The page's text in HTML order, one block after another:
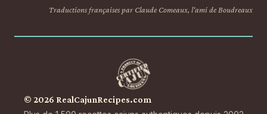
Traductions françaises par Claude Comeaux, l'ami de Boudreaux
© 2026 RealCajunRecipes.com